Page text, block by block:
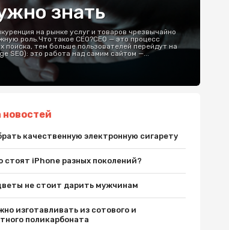
знать
на рынке услуг и товаров чрезвычайно
роль.Что такое СЕО?СЕО — это процесс
поиска, тем больше пользователей перейдут на
SEO): это работа над самим сайтом —...
новостей
качественную электронную сигарету
стоят iPhone разных поколений?
не стоит дарить мужчинам
изготавливать из сотового и
поликарбоната